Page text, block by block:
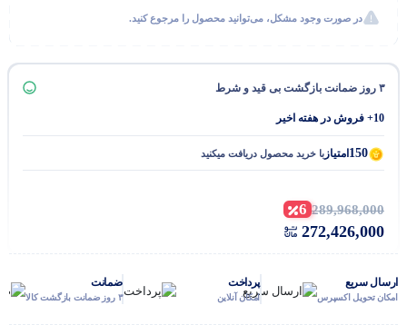
در صورت وجود مشکل، می‌توانید محصول را مرجوع کنید.
۳ روز ضمانت بازگشت بی قید و شرط
10+ فروش در هفته اخیر
150امتیاز با خرید محصول دریافت میکنید
289,968,000
6
272,426,000
ارسال سریع
امکان تحویل اکسپرس
پرداخت
امکان آنلاین
ضمانت
۳ روز ضمانت بازگشت کالا